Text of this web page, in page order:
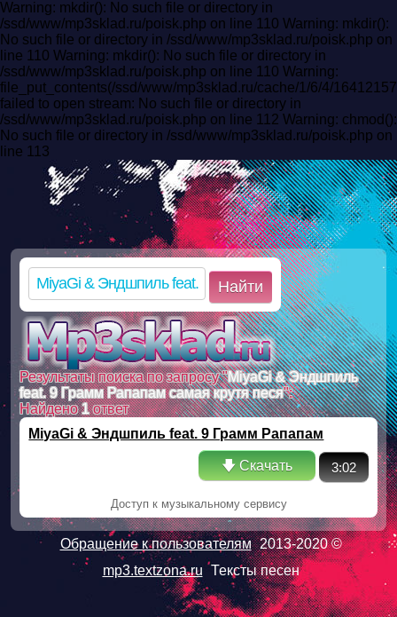
Warning: mkdir(): No such file or directory in
/ssd/www/mp3sklad.ru/poisk.php on line 110 Warning: mkdir():
No such file or directory in /ssd/www/mp3sklad.ru/poisk.php on
line 110 Warning: mkdir(): No such file or directory in
/ssd/www/mp3sklad.ru/poisk.php on line 110 Warning:
file_put_contents(/ssd/www/mp3sklad.ru/cache/1/6/4/
failed to open stream: No such file or directory in
/ssd/www/mp3sklad.ru/poisk.php on line 112 Warning: chmod():
No such file or directory in /ssd/www/mp3sklad.ru/poisk.php on
line 113
Найти
Результаты поиска по запросу "MiyaGi & Эндшпиль
feat. 9 Грамм Рапапам самая крутя пeся":
Найдено1ответ
MiyaGi & Эндшпиль feat. 9 Грамм Рапапам
🡇 Скачать
3:02
Доступ к музыкальному сервису
Обращение к пользователям 2013-2020 ©
mp3.textzona.ru Тексты песен